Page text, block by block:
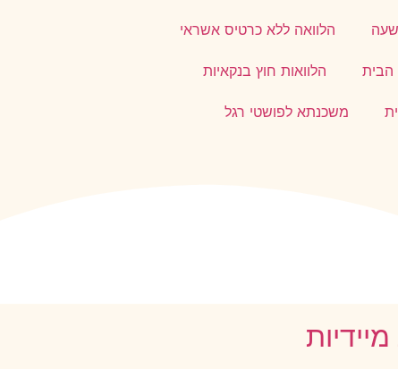
שעה הלוואה ללא כרטיס אשראי
הבית הלוואות חוץ בנקאיות
משכנתא לפושטי רגל